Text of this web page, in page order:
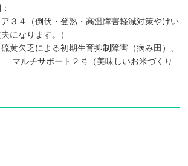
３４（倒伏・登熟・高温障害軽減対策やけい
になります。）
黄欠乏による初期生育抑制障害（病み田）、
マルチサポート２号（美味しいお米づくり